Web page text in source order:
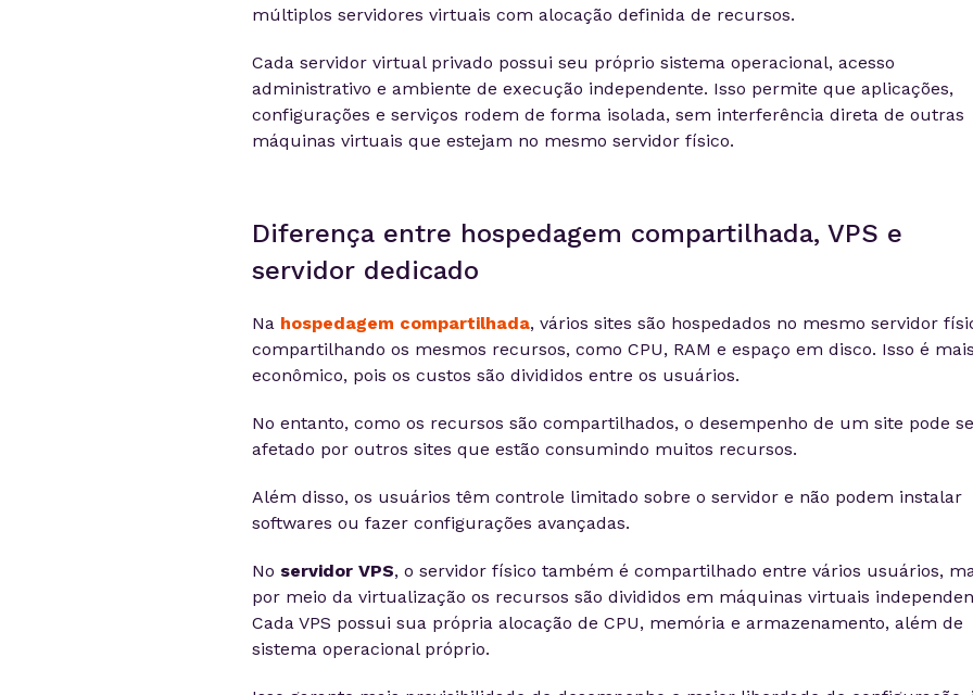
múltiplos servidores virtuais com alocação definida de recursos.
Cada servidor virtual privado possui seu próprio sistema operacional, acesso
administrativo e ambiente de execução independente. Isso permite que aplicações,
configurações e serviços rodem de forma isolada, sem interferência direta de outras
máquinas virtuais que estejam no mesmo servidor físico.
Diferença entre hospedagem compartilhada, VPS e
servidor dedicado
Na hospedagem compartilhada, vários sites são hospedados no mesmo servidor
compartilhando os mesmos recursos, como CPU, RAM e espaço em disco. Isso é
econômico, pois os custos são divididos entre os usuários.
No entanto, como os recursos são compartilhados, o desempenho de um site pode
afetado por outros sites que estão consumindo muitos recursos.
Além disso, os usuários têm controle limitado sobre o servidor e não podem instalar
softwares ou fazer configurações avançadas.
No servidor VPS, o servidor físico também é compartilhado entre vários usuários,
por meio da virtualização os recursos são divididos em máquinas virtuais
Cada VPS possui sua própria alocação de CPU, memória e armazenamento, além de
sistema operacional próprio.